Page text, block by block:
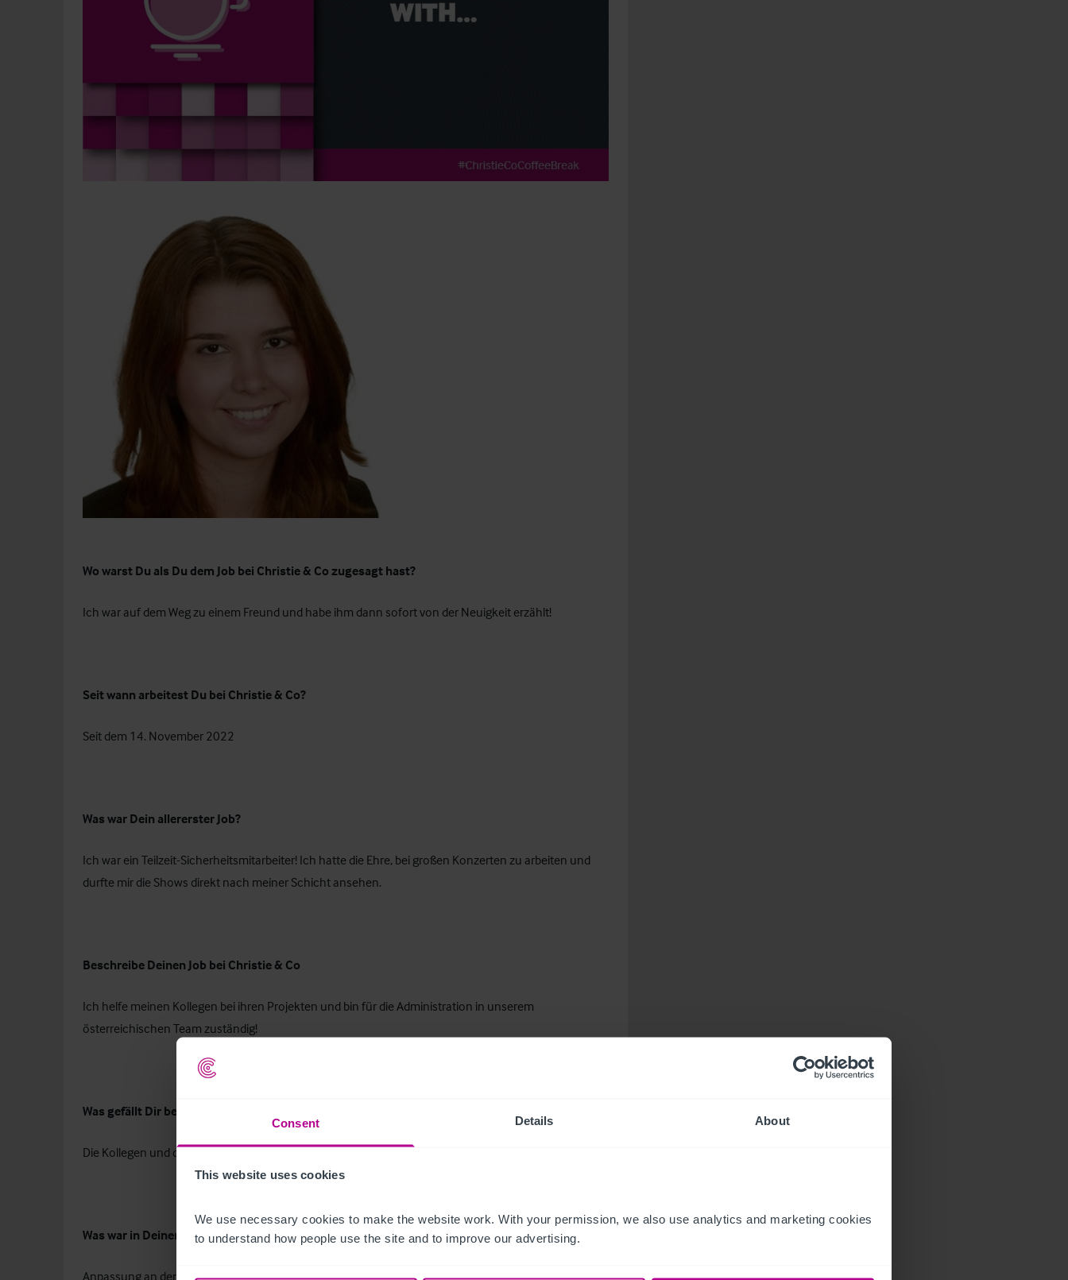
Consent Details About
This website uses cookies
We use necessary cookies to make the website work. With your permission, we also use analytics and marketing cookies
to understand how people use the site and to improve our advertising.
Wo warst Du als Du dem Job bei Christie & Co zugesagt hast?
Ich war auf dem Weg zu einem Freund und habe ihm dann sofort von der Neuigkeit erzählt!
Seit wann arbeitest Du bei Christie & Co?
Seit dem 14. November 2022
Was war Dein allererster Job?
Ich war ein Teilzeit-Sicherheitsmitarbeiter! Ich hatte die Ehre, bei großen Konzerten zu arbeiten und
durfte mir die Shows direkt nach meiner Schicht ansehen.
Beschreibe Deinen Job bei Christie & Co
Ich helfe meinen Kollegen bei ihren Projekten und bin für die Administration in unserem
österreichischen Team zuständig!
Was gefällt Dir bei Christie & Co am besten?
Die Kollegen und die Atmosphäre!
Was war in Deiner bisherigen beruflichen Laufbahn die größte Herausforderung?
Anpassung an den Zusammenschluss zweier großer und einflussreicher Unternehmen.